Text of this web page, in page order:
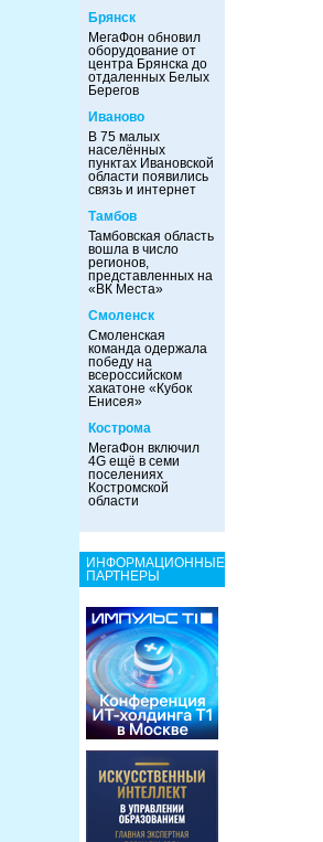
Брянск
МегаФон обновил
оборудование от
центра Брянска до
отдаленных Белых
Берегов
Иваново
В 75 малых
населённых
пунктах Ивановской
области появились
связь и интернет
Тамбов
Тамбовская область
вошла в число
регионов,
представленных на
«ВК Места»
Смоленск
Смоленская
команда одержала
победу на
всероссийском
хакатоне «Кубок
Енисея»
Кострома
МегаФон включил
4G ещё в семи
поселениях
Костромской
области
ИНФОРМАЦИОННЫЕ
ПАРТНЕРЫ